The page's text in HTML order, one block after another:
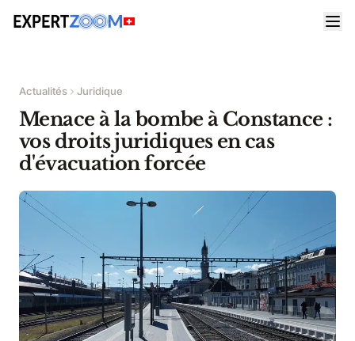
Actualités Juridique
Menace à la bombe à Constance :
vos droits juridiques en cas
d'évacuation forcée